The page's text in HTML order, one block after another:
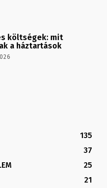
költségek: mit
a háztartások
135
37
25
21